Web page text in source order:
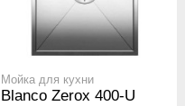
Мойка для кухни
Blanco Zerox 400-U